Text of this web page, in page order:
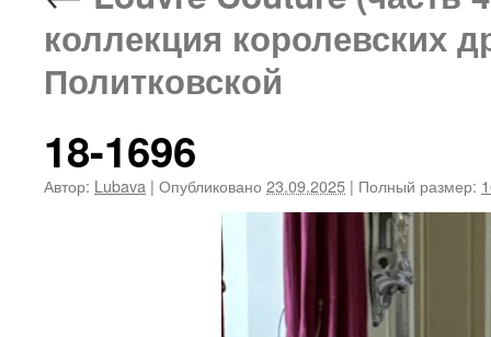
коллекция королевских
Политковской
18-1696
Автор: Lubava | Опубликовано 23.09.2025 | Полный размер: